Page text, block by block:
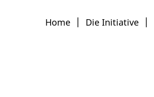
Home Die Initiative